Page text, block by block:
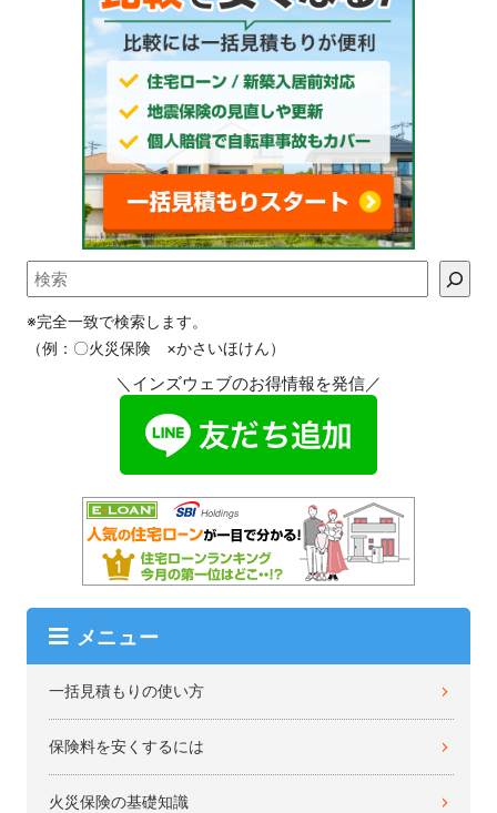
※完全一致で検索します。
（例：〇火災保険 ×かさいほけん）
＼インズウェブのお得情報を発信／
メニュー
一括見積もりの使い方
保険料を安くするには
火災保険の基礎知識